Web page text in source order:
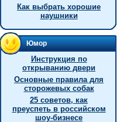
Как выбрать хорошие
наушники
Юмор
Инструкция по
открыванию двери
Основные правила для
сторожевых собак
25 советов, как
преуспеть в российском
шоу-бизнесе